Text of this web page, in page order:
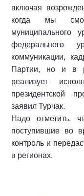
включая
когда мы
муниципального
федерального
коммуникации,
Партии, но и в
реализует
президентской
заявил Турчак.
Надо отметить,
поступившие во
контроль и
в регионах.